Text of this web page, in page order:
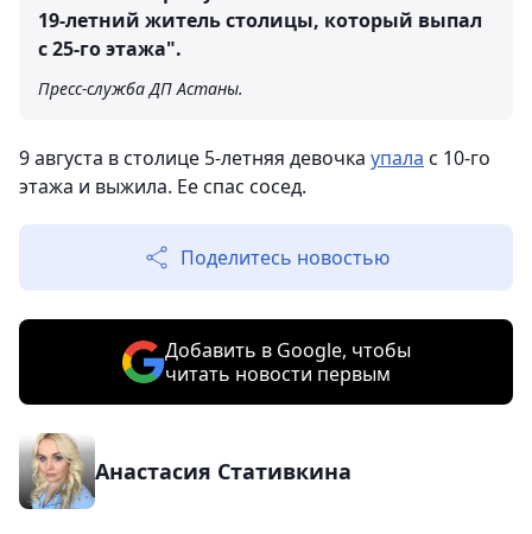
19-летний житель столицы, который выпал
с 25-го этажа".
Пресс-служба ДП Астаны.
9 августа в столице 5-летняя девочка упала с 10-го
этажа и выжила. Ее спас сосед.
Поделитесь новостью
Добавить в Google, чтобы
читать новости первым
Анастасия Стативкина